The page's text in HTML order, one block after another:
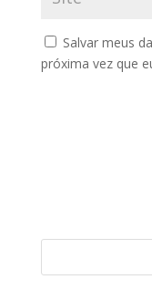
Salvar meus
próxima vez que